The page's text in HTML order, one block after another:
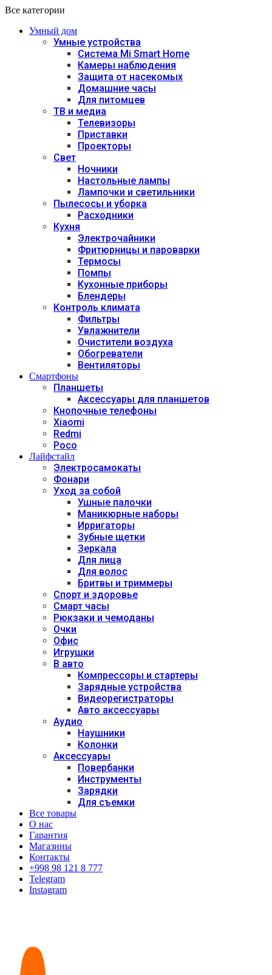
Все категории
Умный дом
Умные устройства
Система Mi Smart Home
Камеры наблюдения
Защита от насекомых
Домашние часы
Для питомцев
ТВ и медиа
Телевизоры
Приставки
Проекторы
Свет
Ночники
Настольные лампы
Лампочки и светильники
Пылесосы и уборка
Расходники
Кухня
Электрочайники
Фритюрницы и пароварки
Термосы
Помпы
Кухонные приборы
Блендеры
Контроль климата
Фильтры
Увлажнители
Очистители воздуха
Обогреватели
Вентиляторы
Смартфоны
Планшеты
Аксессуары для планшетов
Кнопочные телефоны
Xiaomi
Redmi
Poco
Лайфстайл
Электросамокаты
Фонари
Уход за собой
Ушные палочки
Маникюрные наборы
Ирригаторы
Зубные щетки
Зеркала
Для лица
Для волос
Бритвы и триммеры
Спорт и здоровье
Смарт часы
Рюкзаки и чемоданы
Очки
Офис
Игрушки
В авто
Компрессоры и стартеры
Зарядные устройства
Видеорегистраторы
Авто аксессуары
Аудио
Наушники
Колонки
Аксессуары
Повербанки
Инструменты
Зарядки
Для съемки
Все товары
О нас
Гарантия
Магазины
Контакты
+998 98 121 8 777
Telegram
Instagram